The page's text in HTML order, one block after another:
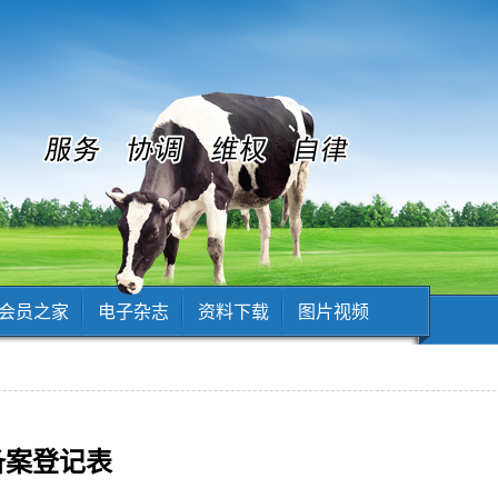
会员之家 电子杂志 资料下载 图片视频
登记表